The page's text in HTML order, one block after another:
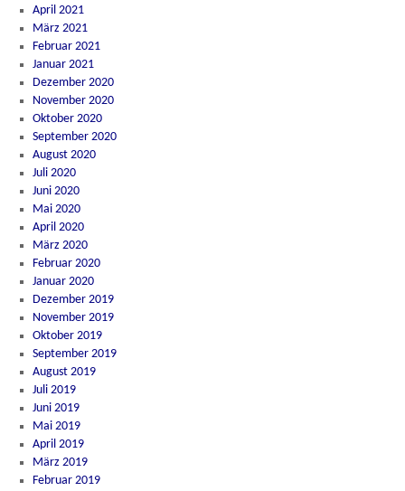
April 2021
März 2021
Februar 2021
Januar 2021
Dezember 2020
November 2020
Oktober 2020
September 2020
August 2020
Juli 2020
Juni 2020
Mai 2020
April 2020
März 2020
Februar 2020
Januar 2020
Dezember 2019
November 2019
Oktober 2019
September 2019
August 2019
Juli 2019
Juni 2019
Mai 2019
April 2019
März 2019
Februar 2019